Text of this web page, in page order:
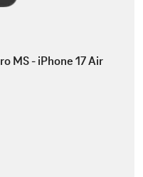
MS - iPhone 17 Air